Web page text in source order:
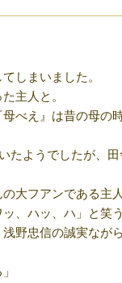
しまいました。
主人と。
べえ』は昔の母の
たようでしたが、
大フアンである主
、ハッ、ハ」と笑
野忠信の誠実なが